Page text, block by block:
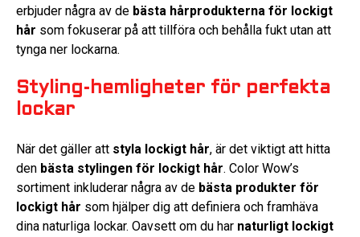
erbjuder några av de bästa hårprodukterna för lockigt
hår som fokuserar på att tillföra och behålla fukt utan att
tynga ner lockarna.
Styling-hemligheter för perfekta
lockar
När det gäller att styla lockigt hår, är det viktigt att hitta
den bästa stylingen för lockigt hår. Color Wow’s
sortiment inkluderar några av de bästa produkter för
lockigt hår som hjälper dig att definiera och framhäva
dina naturliga lockar. Oavsett om du har naturligt lockigt